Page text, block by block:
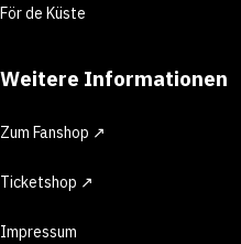
För de Küste
Weitere Informationen
Zum Fanshop ↗
Ticketshop ↗
Impressum